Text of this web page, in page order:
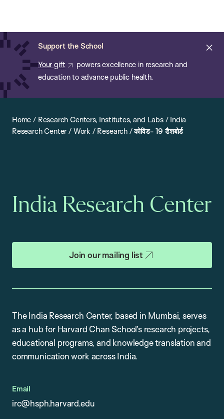
main
content
Support the School
Your gift
powers excellence in research and
education to advance public health.
of
Public
Health
Home / Research Centers, Institutes, and Labs/ India
Research Center / Work/ Research/कोविड- 19 डैशबोर्ड
India Research Center
Join our mailing list
The India Research Center, based in Mumbai, serves
as a hub for Harvard Chan School’s research projects,
educational programs, and knowledge translation and
communication work across India.
Email
irc@hsph.harvard.edu